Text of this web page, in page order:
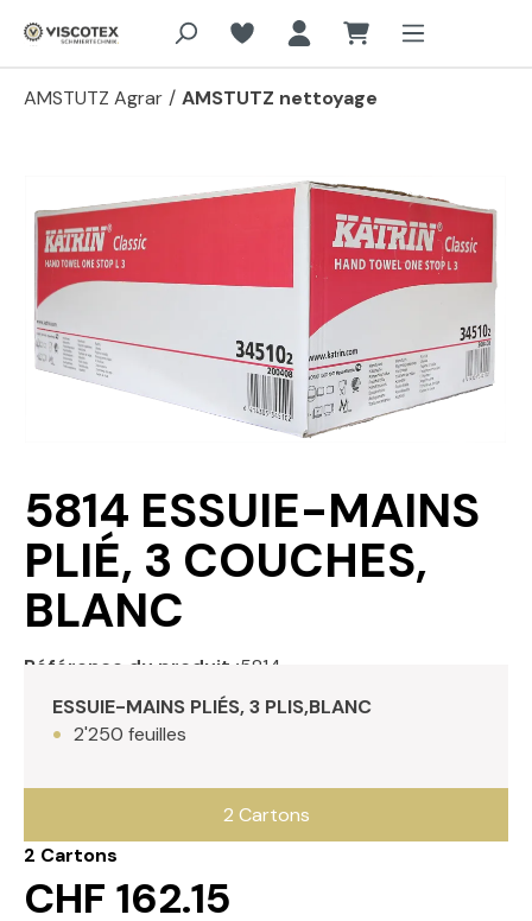
Aller au contenu principal
AMSTUTZ Agrar / AMSTUTZ nettoyage
Passer la galerie d'images
5814 ESSUIE-MAINS
PLIÉ, 3 COUCHES,
BLANC
Référence du produit :5814
ESSUIE-MAINS PLIÉS, 3 PLIS,BLANC
2'250 feuilles
2 Cartons
CHF 162.15
2 Cartons